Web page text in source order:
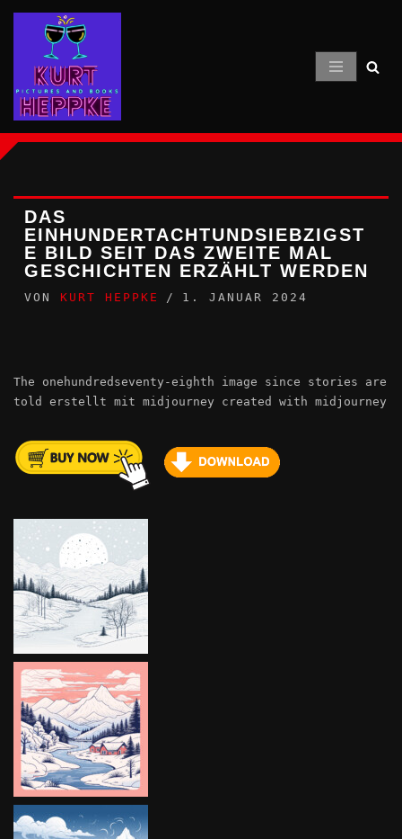
Inhalt
springen
DAS
EINHUNDERTACHTUNDSIEBZIGST
E BILD SEIT DAS ZWEITE MAL
GESCHICHTEN ERZÄHLT WERDEN
VON KURT HEPPKE 1. JANUAR 2024
The onehundredseventy-eighth image since stories are
told erstellt mit midjourney created with midjourney